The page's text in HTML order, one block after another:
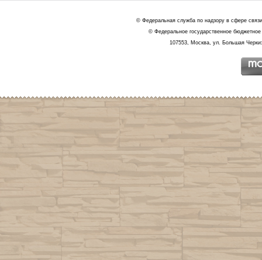
© Федеральная служба по надзору в сфере
© Федеральное государственное
107553, Москва, ул. Большая